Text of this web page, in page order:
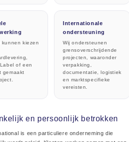
kunnen kiezen
of een
gemaakt
Internationale
ondersteuning
Wij ondersteunen
grensoverschrijdende
projecten, waaronder
verpakking,
documentatie, logistiek
en marktspecifieke
vereisten.
en persoonlijk betrokken
is een particuliere onderneming die